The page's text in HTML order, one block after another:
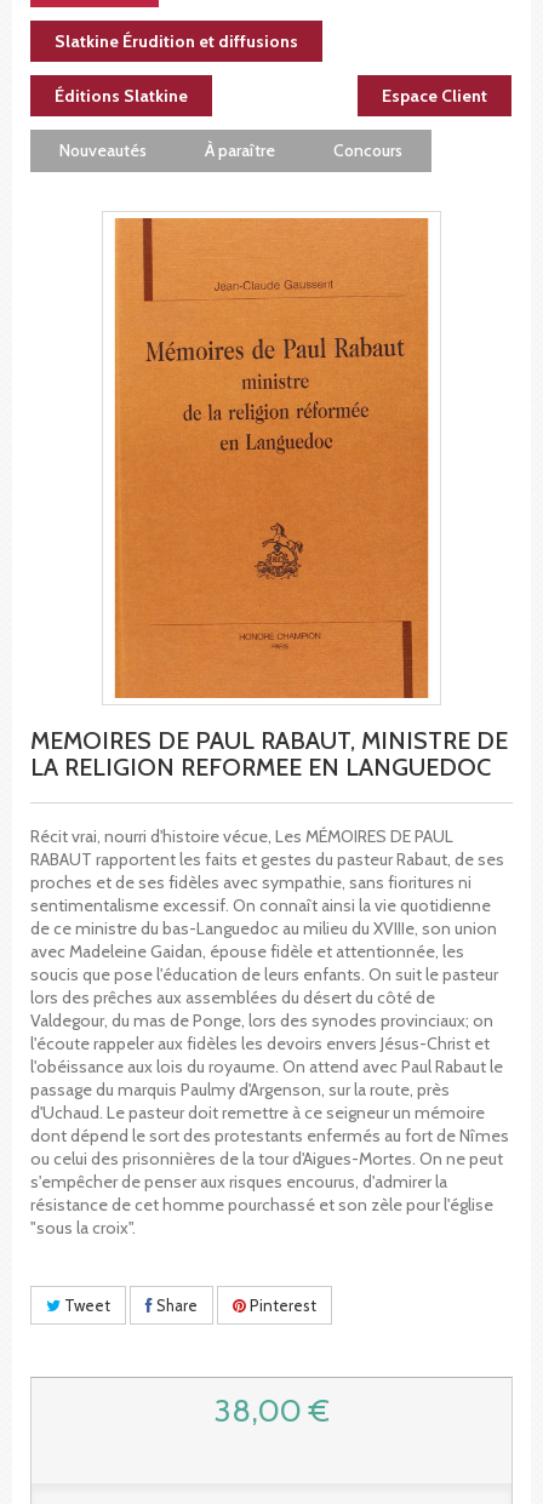
Slatkine Érudition et diffusions
Éditions Slatkine Espace Client
Nouveautés À paraître Concours
MEMOIRES DE PAUL RABAUT, MINISTRE DE
LA RELIGION REFORMEE EN LANGUEDOC
Récit vrai, nourri d'histoire vécue, Les MÉMOIRES DE PAUL
RABAUT rapportent les faits et gestes du pasteur Rabaut, de ses
proches et de ses fidèles avec sympathie, sans fioritures ni
sentimentalisme excessif. On connaît ainsi la vie quotidienne
de ce ministre du bas-Languedoc au milieu du XVIIIe, son union
avec Madeleine Gaidan, épouse fidèle et attentionnée, les
soucis que pose l'éducation de leurs enfants. On suit le pasteur
lors des prêches aux assemblées du désert du côté de
Valdegour, du mas de Ponge, lors des synodes provinciaux; on
l'écoute rappeler aux fidèles les devoirs envers Jésus-Christ et
l'obéissance aux lois du royaume. On attend avec Paul Rabaut le
passage du marquis Paulmy d'Argenson, sur la route, près
d'Uchaud. Le pasteur doit remettre à ce seigneur un mémoire
dont dépend le sort des protestants enfermés au fort de Nîmes
ou celui des prisonnières de la tour d'Aigues-Mortes. On ne peut
s'empêcher de penser aux risques encourus, d'admirer la
résistance de cet homme pourchassé et son zèle pour l'église
"sous la croix".
Tweet Share Pinterest
38,00 €